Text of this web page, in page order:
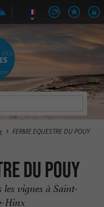
FERME EQUESTRE DU POUY
DU POUY
les vignes à Saint-
Hinx